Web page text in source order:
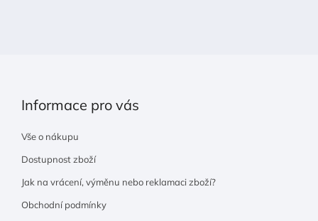
Informace pro vás
Vše o nákupu
Dostupnost zboží
Jak na vrácení, výměnu nebo reklamaci zboží?
Obchodní podmínky